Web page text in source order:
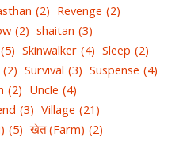
(2) Revenge (2)
(2) shaitan (3)
(5) Skinwalker (4) Sleep (2)
(2) Survival (3) Suspense (4)
(2) Uncle (4)
(3) Village (21)
(5) खेत (Farm) (2)